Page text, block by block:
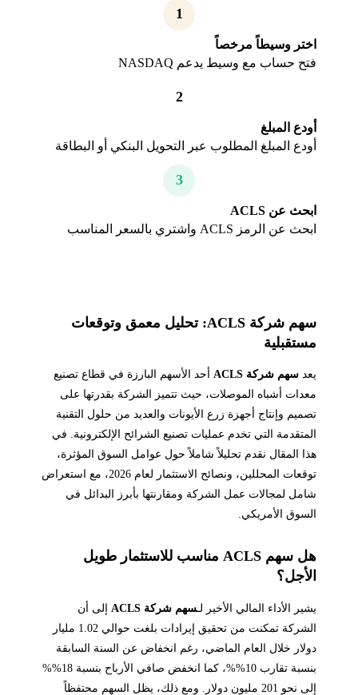
1
اختر وسيطاً مرخصاً
فتح حساب مع وسيط يدعم NASDAQ
2
أودع المبلغ
أودع المبلغ المطلوب عبر التحويل البنكي أو البطاقة
3
ابحث عن ACLS
ابحث عن الرمز ACLS واشتري بالسعر المناسب
سهم شركة ACLS: تحليل معمق وتوقعات
مستقبلية
يعد سهم شركة ACLS
أحد الأسهم البارزة في قطاع تصنيع
معدات أشباه الموصلات، حيث تتميز الشركة بقدرتها على
تصميم وإنتاج أجهزة زرع الأيونات والعديد من حلول التقنية
المتقدمة التي تخدم عمليات تصنيع الشرائح الإلكترونية. في
هذا المقال نقدم تحليلاً شاملاً حول عوامل السوق المؤثرة،
توقعات المحللين، ونصائح الاستثمار لعام 2026، مع استعراض
شامل لمجالات عمل الشركة ومقارنتها بأبرز البدائل في
السوق الأمريكي.
هل سهم ACLS مناسب للاستثمار طويل
الأجل؟
يشير الأداء المالي الأخير لـسهم شركة ACLS
إلى أن
الشركة تمكنت من تحقيق إيرادات بلغت حوالي 1.02 مليار
دولار خلال العام الماضي، رغم انخفاض عن السنة السابقة
بنسبة تقارب 10%%، كما انخفض صافي الأرباح بنسبة 18%%
إلى نحو 201 مليون دولار. ومع ذلك، يظل السهم محتفظاً